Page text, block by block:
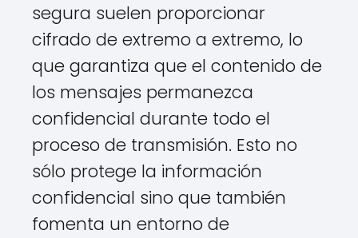
segura suelen proporcionar
cifrado de extremo a extremo, lo
que garantiza que el contenido de
los mensajes permanezca
confidencial durante todo el
proceso de transmisión. Esto no
sólo protege la información
confidencial sino que también
fomenta un entorno de